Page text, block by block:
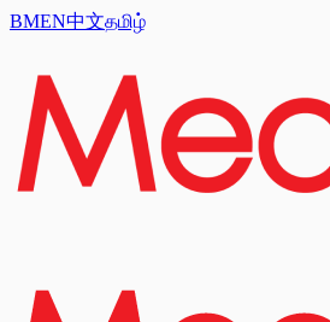
BMEN中文தமிழ்